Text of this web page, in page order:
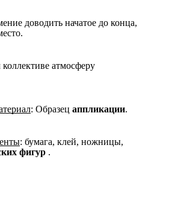
доводить начатое до конца,
атмосферу
: Образец аппликации.
: бумага, клей, ножницы,
фигур .